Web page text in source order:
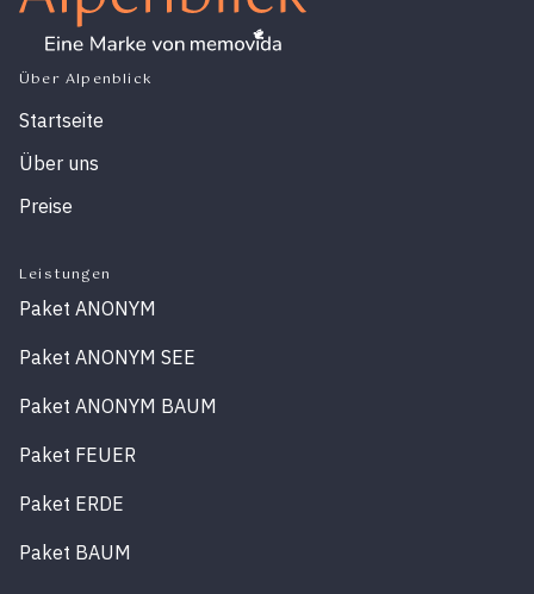
Über Alpenblick
Startseite
Über uns
Preise
Leistungen
Paket ANONYM
Paket ANONYM SEE
Paket ANONYM BAUM
Paket FEUER
Paket ERDE
Paket BAUM